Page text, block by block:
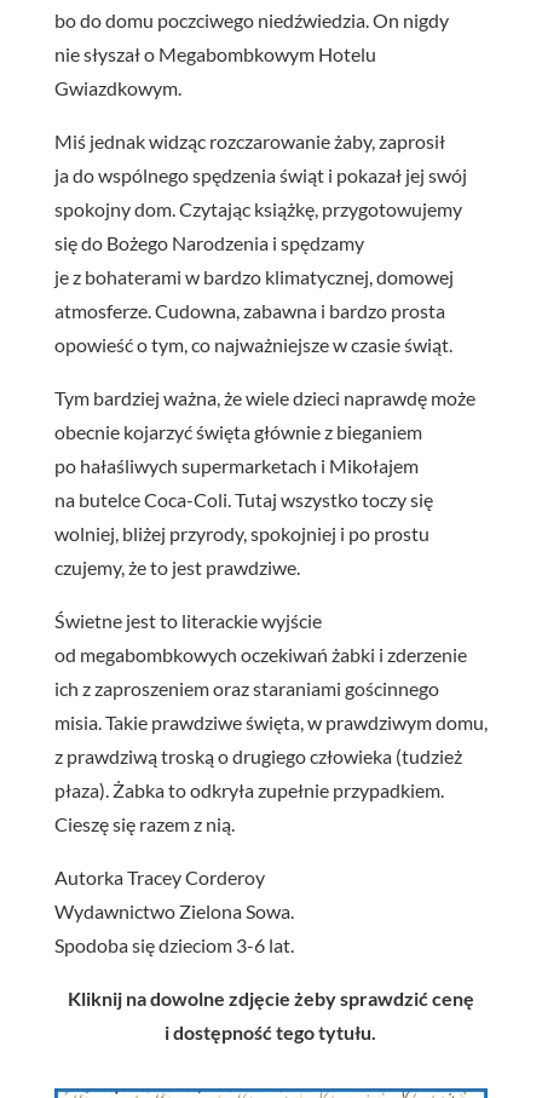
bo do domu poczciwego niedźwiedzia. On nigdy
nie słyszał o Megabombkowym Hotelu
Gwiazdkowym.
Miś jednak widząc rozczarowanie żaby, zaprosił
ja do wspólnego spędzenia świąt i pokazał jej swój
spokojny dom. Czytając książkę, przygotowujemy
się do Bożego Narodzenia i spędzamy
je z bohaterami w bardzo klimatycznej, domowej
atmosferze. Cudowna, zabawna i bardzo prosta
opowieść o tym, co najważniejsze w czasie świąt.
Tym bardziej ważna, że wiele dzieci naprawdę może
obecnie kojarzyć święta głównie z bieganiem
po hałaśliwych supermarketach i Mikołajem
na butelce Coca-Coli. Tutaj wszystko toczy się
wolniej, bliżej przyrody, spokojniej i po prostu
czujemy, że to jest prawdziwe.
Świetne jest to literackie wyjście
od megabombkowych oczekiwań żabki i zderzenie
ich z zaproszeniem oraz staraniami gościnnego
misia. Takie prawdziwe święta, w prawdziwym domu,
z prawdziwą troską o drugiego człowieka (tudzież
płaza). Żabka to odkryła zupełnie przypadkiem.
Cieszę się razem z nią.
Autorka Tracey Corderoy
Wydawnictwo Zielona Sowa.
Spodoba się dzieciom 3-6 lat.
Kliknij na dowolne zdjęcie żeby sprawdzić cenę
i dostępność tego tytułu.